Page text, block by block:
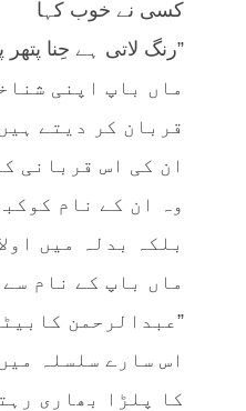
کسی نے خوب کہا
”رنگ لاتی ہے حِنا
ماں باپ اپنی
قربان کر دیتے
ان کی اس قربانی
وہ ان کے نام
بلکہ بدلہ میں
ماں باپ کے نام
”عبدالرحمن
اس سارے سلسلہ
کا پلڑا بھاری